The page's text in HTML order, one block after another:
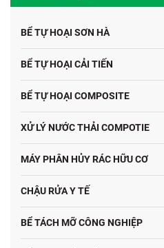
BỂ TỰ HOẠI SƠN HÀ
BỂ TỰ HOẠI CẢI TIẾN
BỂ TỰ HOẠI COMPOSITE
XỬ LÝ NƯỚC THẢI COMPOTIE
MÁY PHÂN HỦY RÁC HỮU CƠ
CHẬU RỬA Y TẾ
BỂ TÁCH MỠ CÔNG NGHIỆP